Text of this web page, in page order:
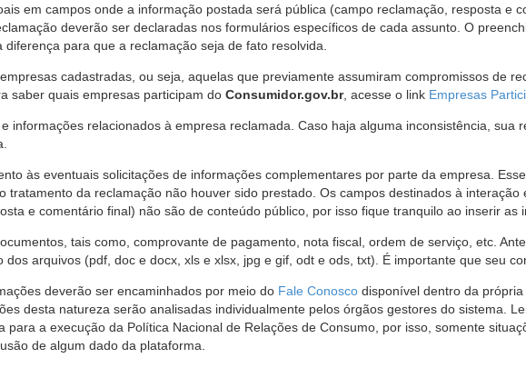
em campos onde a informação postada será pública (campo reclamação, resposta e
deverão ser declaradas nos formulários específicos de cada assunto. O
para que a reclamação seja de fato resolvida.
cadastradas, ou seja, aquelas que previamente assumiram compromissos de
saber quais empresas participam do Consumidor.gov.br, acesse o link Empresas
informações relacionados à empresa reclamada. Caso haja alguma inconsistência, sua
às eventuais solicitações de informações complementares por parte da empresa.
da reclamação não houver sido prestado. Os campos destinados à interação
e comentário final) não são de conteúdo público, por isso fique tranquilo ao inserir as
tais como, comprovante de pagamento, nota fiscal, ordem de serviço, etc.
arquivos (pdf, doc e docx, xls e xlsx, jpg e gif, odt e ods, txt). É importante que seu
deverão ser encaminhados por meio do Fale Conosco disponível dentro da
desta natureza serão analisadas individualmente pelos órgãos gestores do sistema.
a execução da Política Nacional de Relações de Consumo, por isso, somente
de algum dado da plataforma.